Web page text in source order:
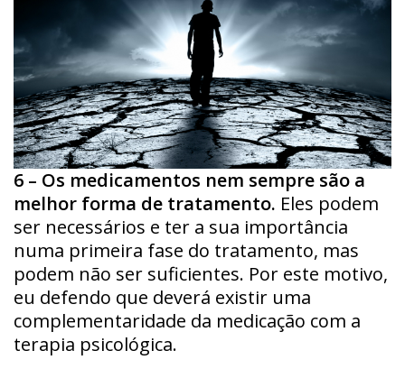
6 – Os medicamentos nem sempre são a
melhor forma de tratamento. Eles podem
ser necessários e ter a sua importância
numa primeira fase do tratamento, mas
podem não ser suficientes. Por este motivo,
eu defendo que deverá existir uma
complementaridade da medicação com a
terapia psicológica.